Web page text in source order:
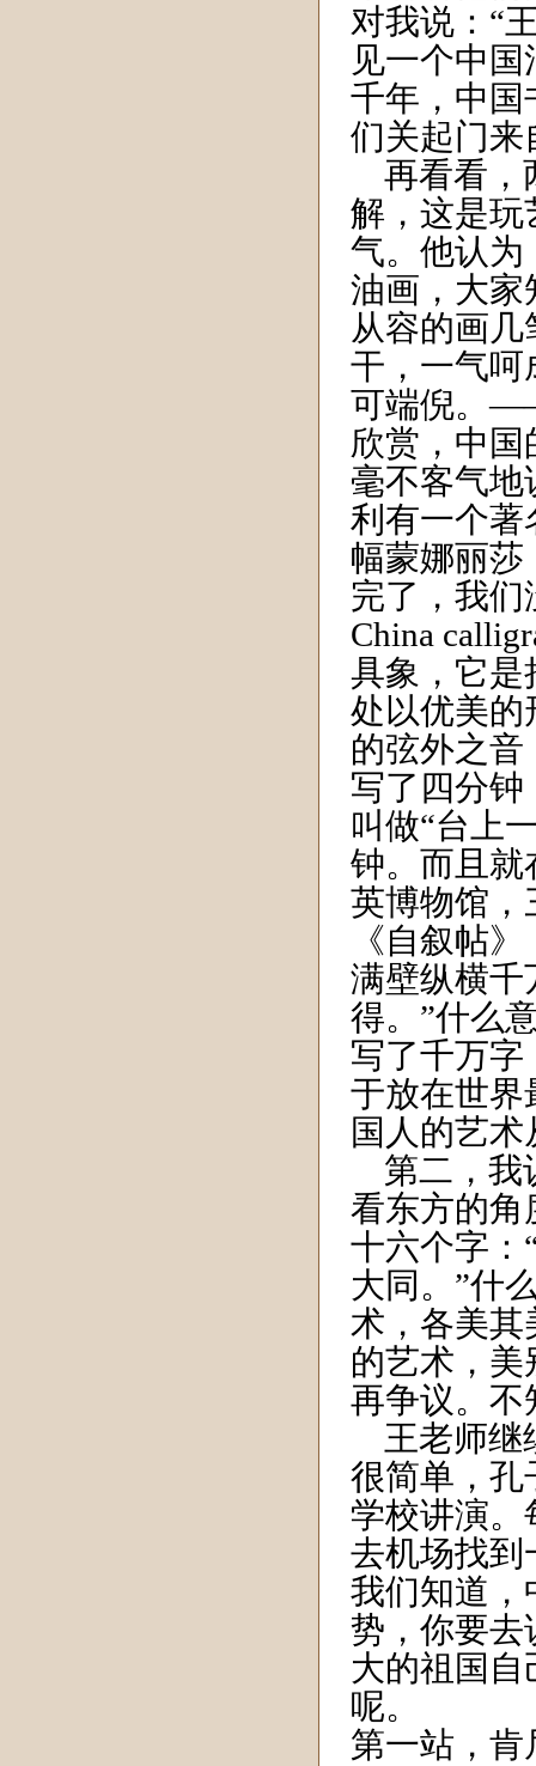
对我说：“
见一个中
千年，中国
们关起门来
再看看，
解，这是玩
气。他认为
油画，大家
从容的画
干，一气呵
可端倪。
欣赏，中
毫不客气地
利有一个著
幅蒙娜丽莎
完了，我们
China
具象，它是
处以优美的
的弦外之
写了四分钟
叫做“台上
钟。而且
英博物馆，
《自叙帖
满壁纵横千
得。”什么
写了千万字
于放在世界
国人的艺
第二，我
看东方的角
十六个字：
大同。”什
术，各美其
的艺术，
再争议。不
王老师继
很简单，孔
学校讲演。
去机场找到
我们知道，
势，你要去
大的祖国
呢。
第一站，肯